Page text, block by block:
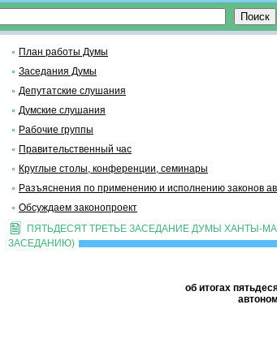
План работы Думы
Заседания Думы
Депутатские слушания
Думские слушания
Рабочие группы
Правительственный час
Круглые столы, конференции, семинары
Разъяснения по применению и исполнению законов
Обсуждаем законопроект
ПЯТЬДЕСЯТ ТРЕТЬЕ ЗАСЕДАНИЕ ДУМЫ ХАНТЫ-
ЗАСЕДАНИЮ)
об итогах